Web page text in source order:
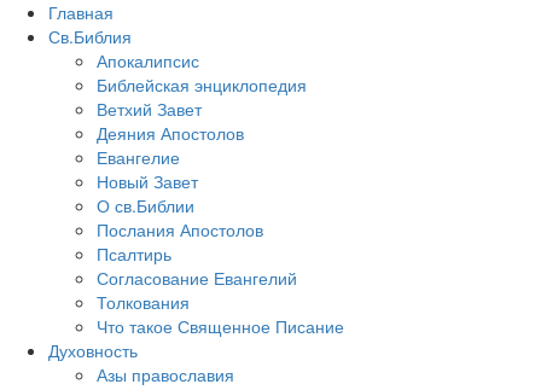
Главная
Св.Библия
Апокалипсис
Библейская энциклопедия
Ветхий Завет
Деяния Апостолов
Евангелие
Новый Завет
О св.Библии
Послания Апостолов
Псалтирь
Согласование Евангелий
Толкования
Что такое Священное Писание
Духовность
Азы православия